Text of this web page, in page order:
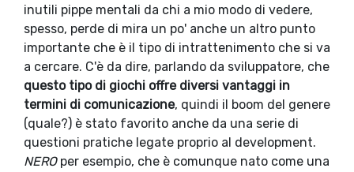
inutili pippe mentali da chi a mio modo di vedere,
spesso, perde di mira un po' anche un altro punto
importante che è il tipo di intrattenimento che si va
a cercare. C'è da dire, parlando da sviluppatore, che
questo tipo di giochi offre diversi vantaggi in
termini di comunicazione, quindi il boom del genere
(quale?) è stato favorito anche da una serie di
questioni pratiche legate proprio al development.
NEROper esempio, che è comunque nato come una